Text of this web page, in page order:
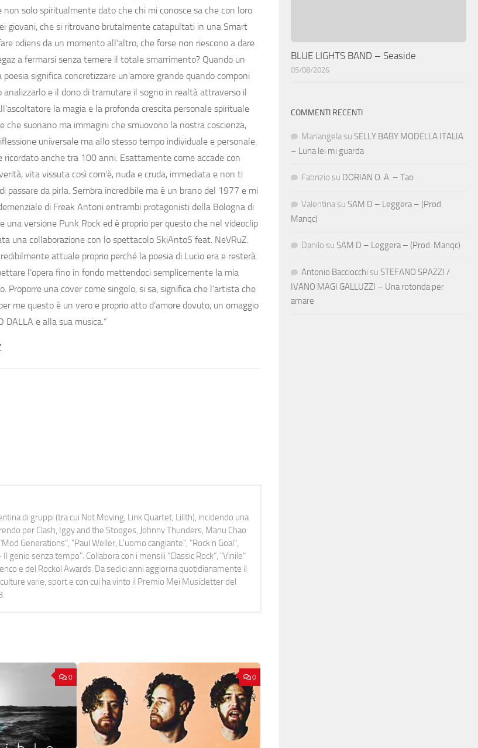
solo spiritualmente dato che chi mi conosce sa che con loro
giovani, che si ritrovano brutalmente catapultati in una Smart
odiens da un momento all’altro, che forse non riescono a dare
a fermarsi senza temere il totale smarrimento? Quando un
significa concretizzare un’amore grande quando componi
e il dono di tramutare il sogno in realtà attraverso il
la magia e la profonda crescita personale spirituale
suonano ma immagini che smuovono la nostra coscienza,
universale ma allo stesso tempo individuale e personale.
anche tra 100 anni. Esattamente come accade con
vita vissuta così com’è, nuda e cruda, immediata e non ti
da pirla. Sembra incredibile ma è un brano del 1977 e mi
di Freak Antoni entrambi protagonisti della Bologna di
versione Punk Rock ed è proprio per questo che nel videoclip
una collaborazione con lo spettacolo SkiAntoS feat. NeVRuZ.
attuale proprio perché la poesia di Lucio era e resterà
l’opera fino in fondo mettendoci semplicemente la mia
una cover come singolo, si sa, significa che l’artista che
me questo è un vero e proprio atto d’amore dovuto, un omaggio
DALLA e alla sua musica.”
di gruppi (tra cui Not Moving, Link Quartet, Lilith), incidendo una
per Clash, Iggy and the Stooges, Johnny Thunders, Manu Chao
Generations", "Paul Weller, L’uomo cangiante", "Rock n Goal",
genio senza tempo". Collabora con i mensili “Classic Rock”, "Vinile"
e del Rockol Awards. Da sedici anni aggiorna quotidianamente il
varie, sport e con cui ha vinto il Premio Mei Musicletter del
0 0
BLUE LIGHTS BAND – Seaside
05/08/2026
COMMENTI RECENTI
Mariangela su SELLY BABY MODELLA ITALIA
– Luna lei mi guarda
Fabrizio su DORIAN O. A. – Tao
Valentina su SAM D – Leggera – (Prod.
Manqc)
Danilo su SAM D – Leggera – (Prod. Manqc)
Antonio Bacciocchi su STEFANO SPAZZI /
IVANO MAGI GALLUZZI – Una rotonda per
amare